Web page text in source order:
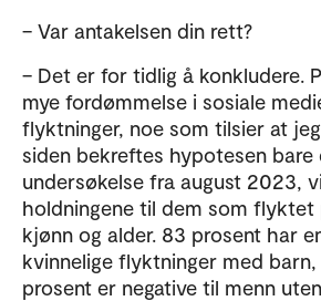
– Var antakelsen din rett?
– Det er for tidlig å konkludere.
mye fordømmelse i sosiale
flyktninger, noe som tilsier at
siden bekreftes hypotesen bare
undersøkelse fra august 2023,
holdningene til dem som flyktet
kjønn og alder. 83 prosent har
kvinnelige flyktninger med
prosent er negative til menn